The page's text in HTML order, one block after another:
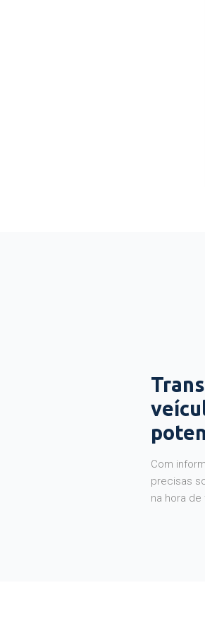
Com
precisas
na hora de